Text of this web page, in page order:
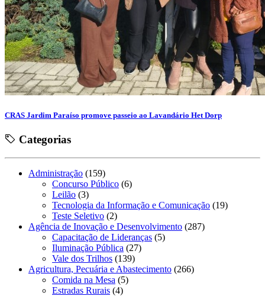
CRAS Jardim Paraíso promove passeio ao Lavandário Het Dorp
Categorias
Administração (159)
Concurso Público (6)
Leilão (3)
Tecnologia da Informação e Comunicação (19)
Teste Seletivo (2)
Agência de Inovação e Desenvolvimento (287)
Capacitação de Lideranças (5)
Iluminação Pública (27)
Vale dos Trilhos (139)
Agricultura, Pecuária e Abastecimento (266)
Comida na Mesa (5)
Estradas Rurais (4)